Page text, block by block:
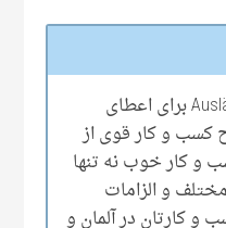
اداره مهاجرت Ausländerbehörde برای اعطای
کسب و کار قوی از
کار خوب نه تنها
و الزامات
و کارتان در آلمان و